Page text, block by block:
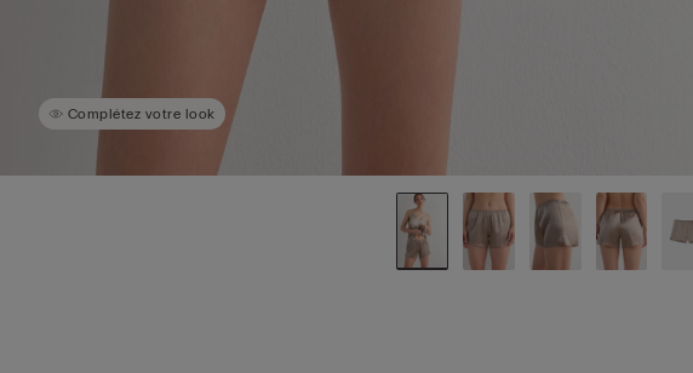
Complétez votre look